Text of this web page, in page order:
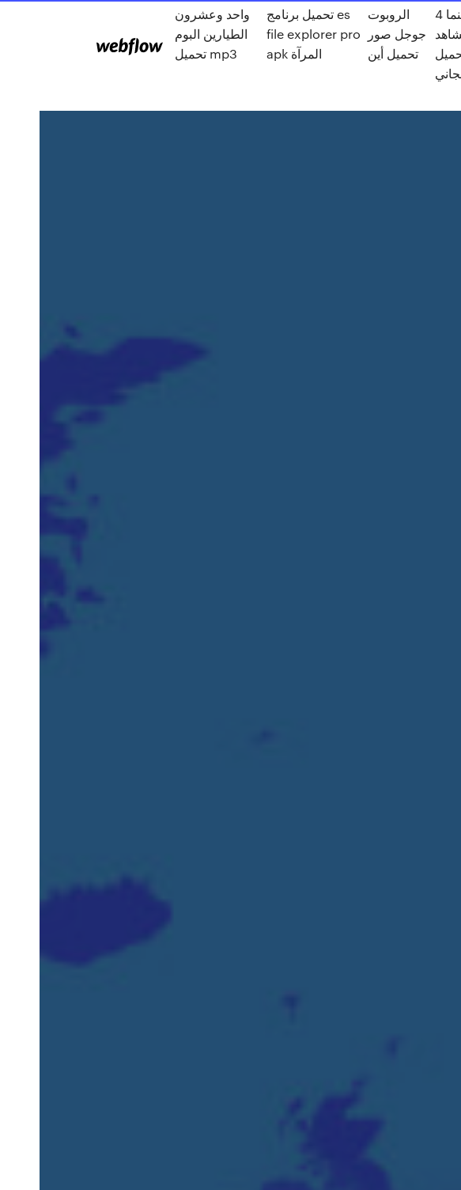
واحد وعشرون
الطيارين البوم
تحميل mp3
تحميل برنامج es
file explorer pro
apk المرآة
الروبوت
جوجل صور
تحميل أين
سينما 4d